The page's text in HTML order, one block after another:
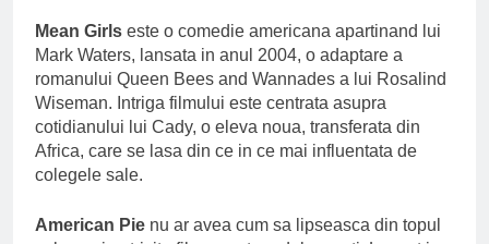
Mean Girls este o comedie americana apartinand lui
Mark Waters, lansata in anul 2004, o adaptare a
romanului Queen Bees and Wannades a lui Rosalind
Wiseman. Intriga filmului este centrata asupra
cotidianului lui Cady, o eleva noua, transferata din
Africa, care se lasa din ce in ce mai influentata de
colegele sale.
American Pie nu ar avea cum sa lipseasca din topul